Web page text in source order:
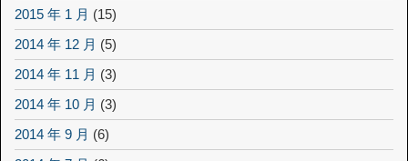
2015 年 1 月 (15)
2014 年 12 月 (5)
2014 年 11 月 (3)
2014 年 10 月 (3)
2014 年 9 月 (6)